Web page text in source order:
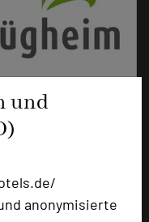
und
anonymisierte